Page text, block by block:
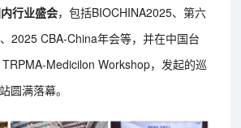
行业盛会，包括BIOCHINA2025、第六
2025 CBA-China年会等，并在中国台
Medicilon Workshop，发起的巡
圆满落幕。